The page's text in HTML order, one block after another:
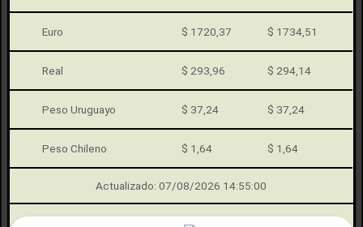
Euro $ 1720,37 $ 1734,51
Real $ 293,96 $ 294,14
Peso Uruguayo $ 37,24 $ 37,24
Peso Chileno $ 1,64 $ 1,64
Actualizado: 07/08/2026 14:55:00